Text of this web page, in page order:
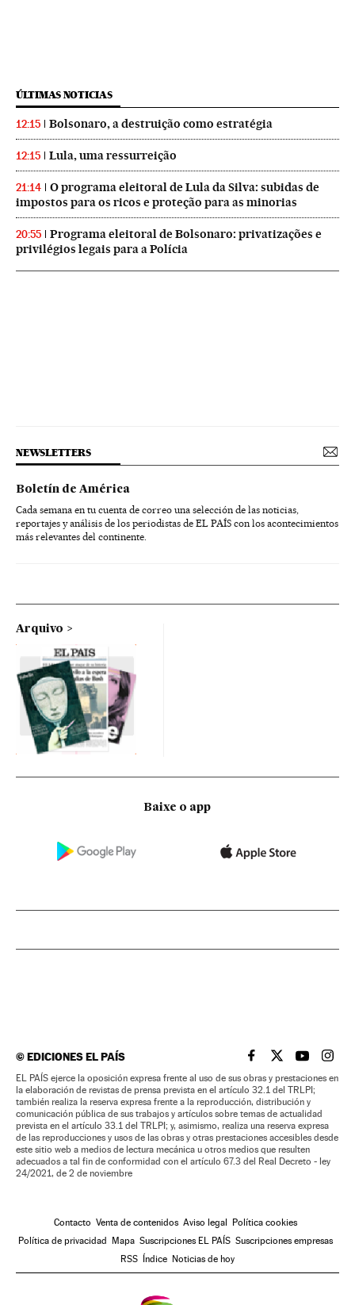
ÚLTIMAS NOTICIAS
12:15 Bolsonaro, a destruição como estratégia
12:15 Lula, uma ressurreição
21:14
O programa eleitoral de Lula da Silva: subidas de
impostos para os ricos e proteção para as minorias
20:55
Programa eleitoral de Bolsonaro: privatizações e
privilégios legais para a Polícia
NEWSLETTERS
Boletín de América
Cada semana en tu cuenta de correo una selección de las noticias,
reportajes y análisis de los periodistas de EL PAÍS con los acontecimientos
más relevantes del continente.
Arquivo
Baixe o app
©EDICIONES EL PAÍS EL PAÍS BRASIL EN
EL PAÍSEL PAÍS
EL
EL PAÍS ejerce la oposición expresa frente al uso de sus obras y prestaciones en
la elaboración de revistas de prensa prevista en el artículo 32.1 del TRLPI;
también realiza la reserva expresa frente a la reproducción, distribución y
comunicación pública de sus trabajos y artículos sobre temas de actualidad
prevista en el artículo 33.1 del TRLPI; y, asimismo, realiza una reserva expresa
de las reproducciones y usos de las obras y otras prestaciones accesibles desde
este sitio web a medios de lectura mecánica u otros medios que resulten
adecuados a tal fin de conformidad con el artículo 67.3 del Real Decreto - ley
24/2021, de 2 de noviembre
Contacto Venta de contenidos Aviso legal Política cookies
Política de privacidad Mapa Suscripciones EL PAÍS Suscripciones empresas
RSS Índice Noticias de hoy